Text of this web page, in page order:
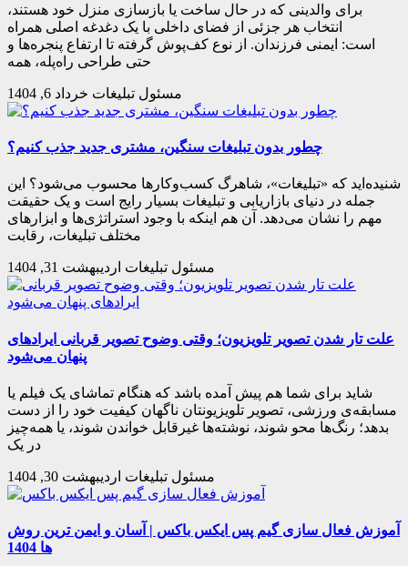
برای والدینی که در حال ساخت یا بازسازی منزل خود هستند،
انتخاب هر جزئی از فضای داخلی با یک دغدغه اصلی همراه
است: ایمنی فرزندان. از نوع کف‌پوش گرفته تا ارتفاع پنجره‌ها و
حتی طراحی راه‌پله، همه
مسئول تبلیغات خرداد 6, 1404
چطور بدون تبلیغات سنگین، مشتری جدید جذب کنیم؟
شنیده‌اید که «تبلیغات»، شاهرگ کسب‌وکارها محسوب می‌شود؟ این
جمله در دنیای بازاریابی و تبلیغات بسیار رایج است و یک حقیقت
مهم را نشان می‌دهد. آن هم اینکه با وجود استراتژی‌ها و ابزارهای
مختلف تبلیغات، رقابت
مسئول تبلیغات اردیبهشت 31, 1404
علت تار شدن تصویر تلویزیون؛ وقتی وضوح تصویر قربانی ایرادهای
پنهان می‌شود
شاید برای شما هم پیش آمده باشد که هنگام تماشای یک فیلم یا
مسابقه‌ی ورزشی، تصویر تلویزیونتان ناگهان کیفیت خود را از دست
بدهد؛ رنگ‌ها محو شوند، نوشته‌ها غیرقابل خواندن شوند، یا همه‌چیز
در یک
مسئول تبلیغات اردیبهشت 30, 1404
آموزش فعال سازی گیم پس ایکس باکس | آسان و ایمن ترین روش
ها 1404